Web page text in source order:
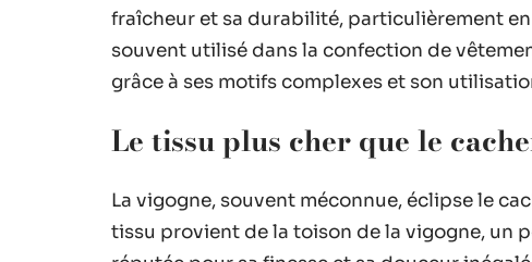
fraîcheur et sa durabilité, particulièrement
souvent utilisé dans la confection de
grâce à ses motifs complexes et son
Le tissu plus cher que le
La vigogne, souvent méconnue, éclipse le
tissu provient de la toison de la vigogne, un